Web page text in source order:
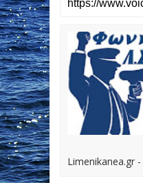
Limenikanea.gr